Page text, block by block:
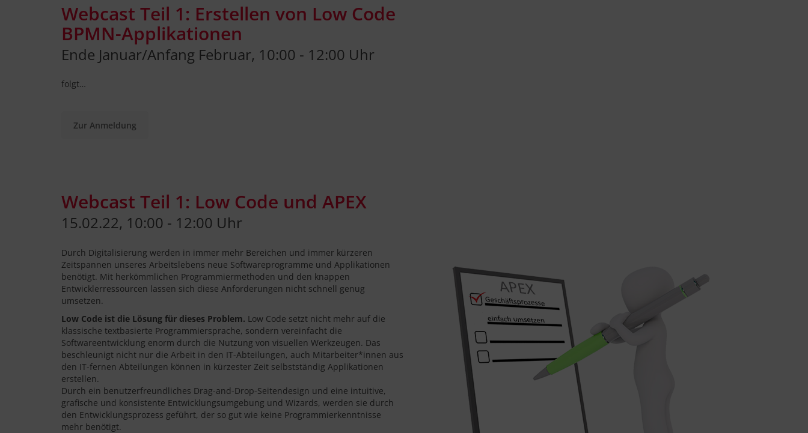
Webcast Teil 1: Erstellen von Low Code
BPMN-Applikationen
Ende Januar/Anfang Februar, 10:00 - 12:00 Uhr
folgt…
Zur Anmeldung
Webcast Teil 1: Low Code und APEX
15.02.22, 10:00 - 12:00 Uhr
Durch Digitalisierung werden in immer mehr Bereichen und immer kürzeren
Zeitspannen unseres Arbeitslebens neue Softwareprogramme und Applikationen
benötigt. Mit herkömmlichen Programmiermethoden und den knappen
Entwicklerressourcen lassen sich diese Anforderungen nicht schnell genug
umsetzen.
Low Code ist die Lösung für dieses Problem. Low Code setzt nicht mehr auf die
klassische textbasierte Programmiersprache, sondern vereinfacht die
Softwareentwicklung enorm durch die Nutzung von visuellen Werkzeugen. Das
beschleunigt nicht nur die Arbeit in den IT-Abteilungen, auch Mitarbeiter*innen aus
den IT-fernen Abteilungen können in kürzester Zeit selbstständig Applikationen
erstellen.
Durch ein benutzerfreundliches Drag-and-Drop-Seitendesign und eine intuitive,
grafische und konsistente Entwicklungsumgebung und Wizards, werden sie durch
den Entwicklungsprozess geführt, der so gut wie keine Programmierkenntnisse
mehr benötigt.